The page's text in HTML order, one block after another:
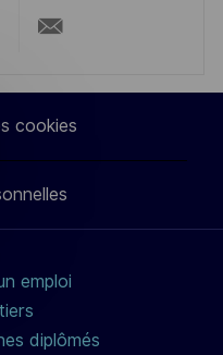
par
e-
mail
cookies
emploi
diplômés